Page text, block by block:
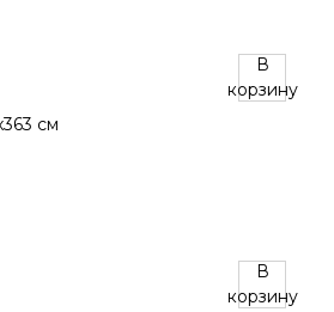
В
корзину
В
корзину